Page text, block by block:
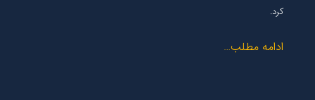
کرد.
ادامه مطلب…